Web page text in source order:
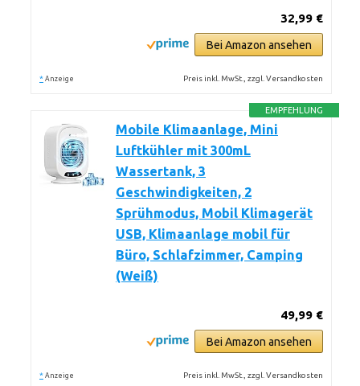
32,99 €
Bei Amazon ansehen
* Anzeige Preis inkl. MwSt., zzgl. Versandkosten
EMPFEHLUNG
Mobile Klimaanlage, Mini
Luftkühler mit 300mL
Wassertank, 3
Geschwindigkeiten, 2
Sprühmodus, Mobil Klimagerät
USB, Klimaanlage mobil für
Büro, Schlafzimmer, Camping
(Weiß)
49,99 €
Bei Amazon ansehen
* Anzeige Preis inkl. MwSt., zzgl. Versandkosten